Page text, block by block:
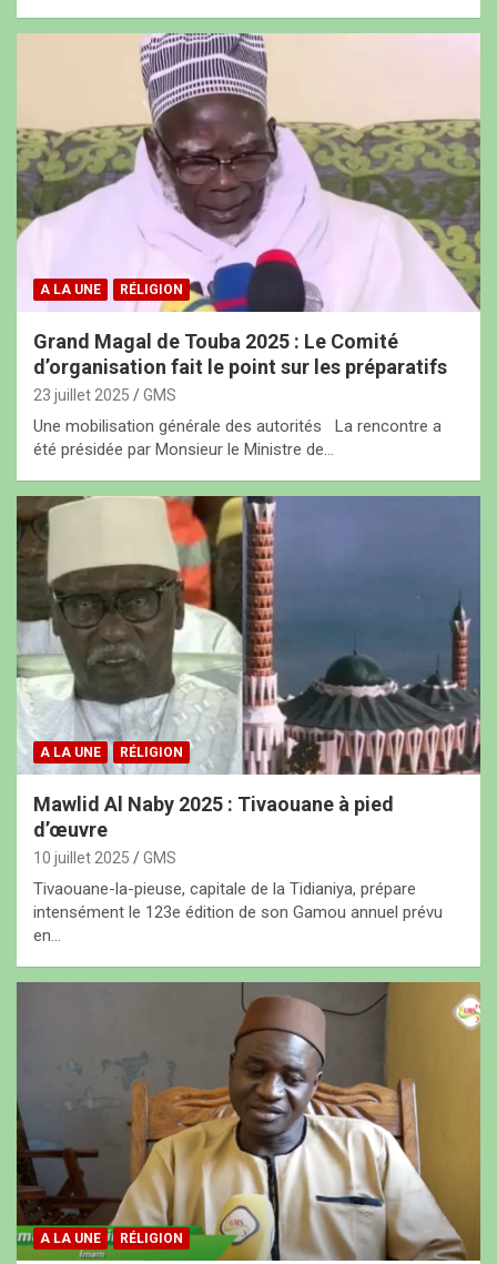
A LA UNE RÉLIGION
Grand Magal de Touba 2025 : Le Comité
d’organisation fait le point sur les préparatifs
23 juillet 2025 GMS
Une mobilisation générale des autorités La rencontre a
été présidée par Monsieur le Ministre de…
A LA UNE RÉLIGION
Mawlid Al Naby 2025 : Tivaouane à pied
d’œuvre
10 juillet 2025 GMS
Tivaouane-la-pieuse, capitale de la Tidianiya, prépare
intensément le 123e édition de son Gamou annuel prévu
en…
A LA UNE RÉLIGION